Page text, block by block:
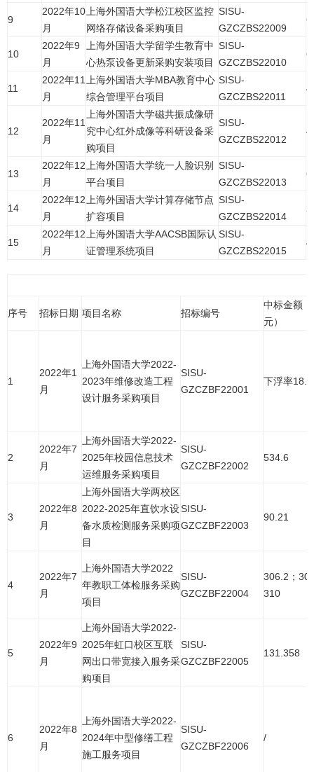
9
2022年10
月
上海外国语大学松江校区监控
网络存储设备采购项目
SISU-
GZCZBS22009
10
2022年9
月
上海外国语大学留学生教育中
心热泵设备更新采购安装项目
SISU-
GZCZBS22010
11
2022年11
月
上海外国语大学MBA教育中心
综合管理平台项目
SISU-
GZCZBS22011
12
2022年11
月
上海外国语大学磁共振成像研
究中心红外成像等科研设备采
购项目
SISU-
GZCZBS22012
13
2022年12
月
上海外国语大学统一人脸识别
平台项目
SISU-
GZCZBS22013
14
2022年12
月
上海外国语大学计算存储节点
扩容项目
SISU-
GZCZBS22014
15
2022年12
月
上海外国语大学AACSB国际认
证管理系统项目
SISU-
GZCZBS22015
序号 招标日期 项目名称 招标编号
中标金额
元）
1
2022年1
月
上海外国语大学2022-
2023年维修改造工程
设计服务采购项目
SISU-
GZCZBF22001
下浮率
2
2022年7
月
上海外国语大学2022-
2025年校园信息技术
运维服务采购项目
SISU-
GZCZBF22002
534.6
3
2022年8
月
上海外国语大学两校区
2022-2025年直饮水设
备水质检测服务采购项
目
SISU-
GZCZBF22003
90.21
4
2022年7
月
上海外国语大学2022
年教职工体检服务采购
项目
SISU-
GZCZBF22004
306.2；
310
5
2022年9
月
上海外国语大学2022-
2025年虹口校区互联
网出口带宽接入服务采
购项目
SISU-
GZCZBF22005
131.358
6
2022年8
月
上海外国语大学2022-
2024年中型修缮工程
施工服务项目
SISU-
GZCZBF22006
/